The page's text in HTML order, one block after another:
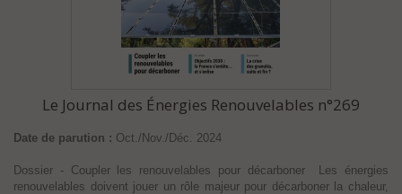
Le Journal des Énergies Renouvelables n°269
Date de parution : Oct./Nov./Déc. 2024
Dossier - Coupler les renouvelables pour décarboner Les énergies
renouvelables doivent jouer un rôle majeur pour décarboner la chaleur,